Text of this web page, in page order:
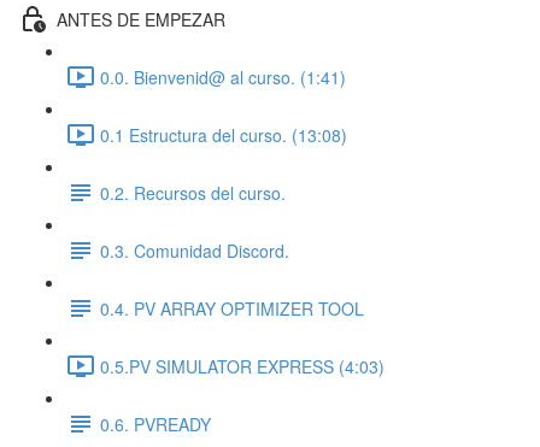
ANTES DE EMPEZAR
0.0. Bienvenid@ al curso. (1:41)
0.1 Estructura del curso. (13:08)
0.2. Recursos del curso.
0.3. Comunidad Discord.
0.4. PV ARRAY OPTIMIZER TOOL
0.5.PV SIMULATOR EXPRESS (4:03)
0.6. PVREADY